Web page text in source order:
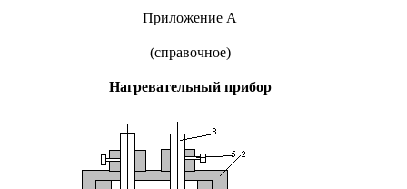
Приложение А
(справочное)
Нагревательный прибор